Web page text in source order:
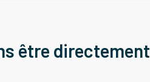
être directement